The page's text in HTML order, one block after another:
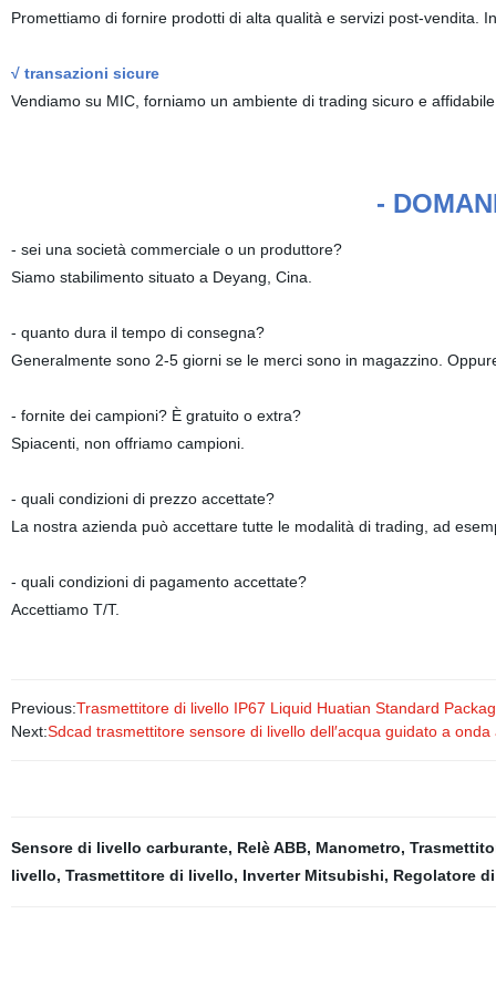
Promettiamo di fornire prodotti di alta qualità e servizi post-vendita.
√ transazioni sicure
Vendiamo su MIC, forniamo un ambiente di trading sicuro e
-
- sei una società commerciale o un produttore?
Siamo stabilimento situato a Deyang, Cina.
- quanto dura il tempo di consegna?
Generalmente sono 2-5 giorni se le merci sono in magazzino.
- fornite dei campioni? È gratuito o extra?
Spiacenti, non offriamo campioni.
- quali condizioni di prezzo accettate?
La nostra azienda può accettare tutte le modalità di trading, ad
- quali condizioni di pagamento accettate?
Accettiamo T/T.
Previous:Trasmettitore di livello IP67 Liquid Huatian Standard
Next:Sdcad trasmettitore sensore di livello dell′acqua guidato a
Sensore di livello carburante, Relè ABB, Manometro,
livello, Trasmettitore di livello, Inverter Mitsubishi, Regolatore